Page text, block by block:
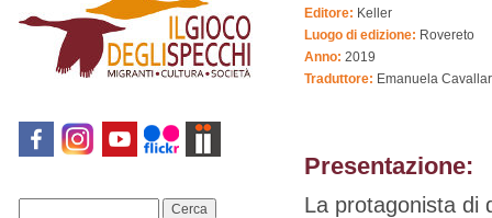
Editore: Keller
Luogo di edizione: Rovereto
Anno: 2019
Traduttore: Emanuela
Presentazione:
La protagonista di